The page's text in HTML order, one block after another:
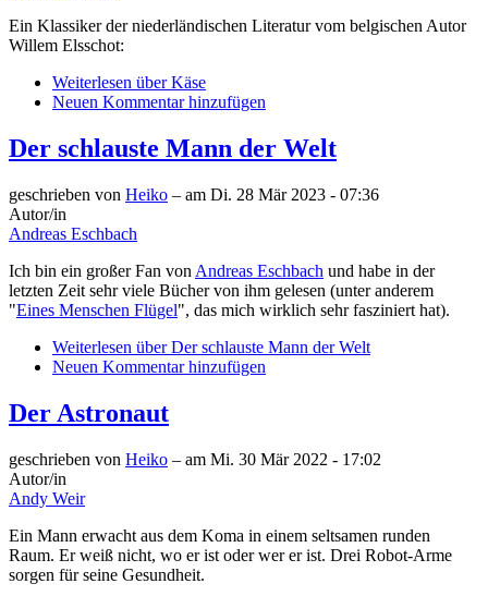
Ein Klassiker der niederländischen Literatur vom belgischen Autor
Willem Elsschot:
Weiterlesen über Käse
Neuen Kommentar hinzufügen
Der schlauste Mann der Welt
geschrieben von Heiko – am Di. 28 Mär 2023 - 07:36
Autor/in
Andreas Eschbach
Ich bin ein großer Fan von Andreas Eschbach und habe in der
letzten Zeit sehr viele Bücher von ihm gelesen (unter anderem
"Eines Menschen Flügel", das mich wirklich sehr fasziniert hat).
Weiterlesen über Der schlauste Mann der Welt
Neuen Kommentar hinzufügen
Der Astronaut
geschrieben von Heiko – am Mi. 30 Mär 2022 - 17:02
Autor/in
Andy Weir
Ein Mann erwacht aus dem Koma in einem seltsamen runden
Raum. Er weiß nicht, wo er ist oder wer er ist. Drei Robot-Arme
sorgen für seine Gesundheit.